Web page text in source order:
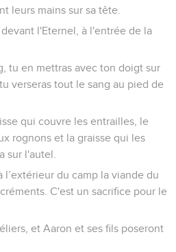
leurs mains sur sa tête.
l'Eternel, à l'entrée de la
tu en mettras avec ton doigt sur
verseras tout le sang au pied de
qui couvre les entrailles, le
rognons et la graisse qui les
sur l'autel.
l’extérieur du camp la viande du
C'est un sacrifice pour le
et Aaron et ses fils poseront